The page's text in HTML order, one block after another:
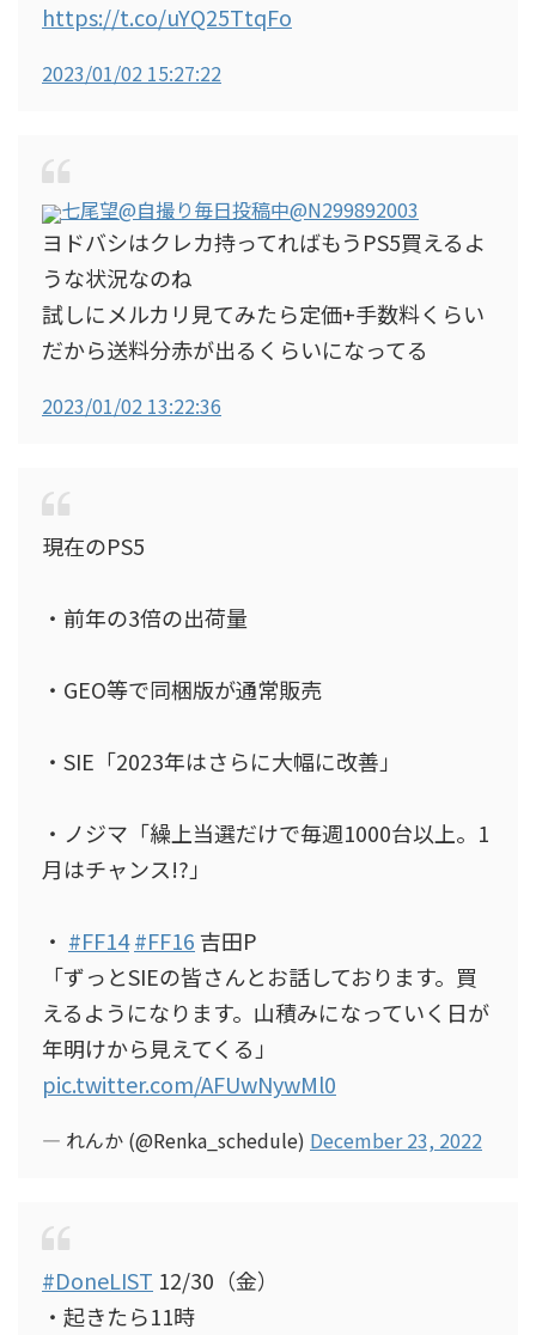
https://t.co/uYQ25TtqFo
2023/01/02 15:27:22
七尾望@自撮り毎日投稿中@N299892003
ヨドバシはクレカ持ってればもうPS5買えるよ
うな状況なのね
試しにメルカリ見てみたら定価+手数料くらい
だから送料分赤が出るくらいになってる
2023/01/02 13:22:36
現在のPS5
・前年の3倍の出荷量
・GEO等で同梱版が通常販売
・SIE「2023年はさらに大幅に改善」
・ノジマ「繰上当選だけで毎週1000台以上。1
月はチャンス!?」
・ #FF14#FF16吉田P
「ずっとSIEの皆さんとお話しております。買
えるようになります。山積みになっていく日が
年明けから見えてくる」
pic.twitter.com/AFUwNywMl0
— れんか (@Renka_schedule) December 23, 2022
#DoneLIST 12/30（金）
・起きたら11時